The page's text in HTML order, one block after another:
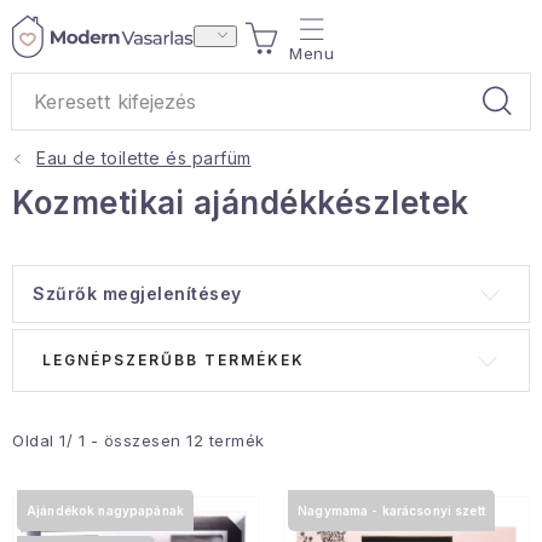
Ugrás
KOSÁR
Teák
Lakástextil
Hobbi és kert
Eau de toilette és parfüm
Kozmetikai ajándékkészletek
Szűrők megjelenítésey
m
k
Oldal 1/ 1 - összesen 12 termék
m
k
LEGNÉPSZERŰBB TERMÉKEK
Ajándékok nagypapának Nagymama - karácsonyi szett